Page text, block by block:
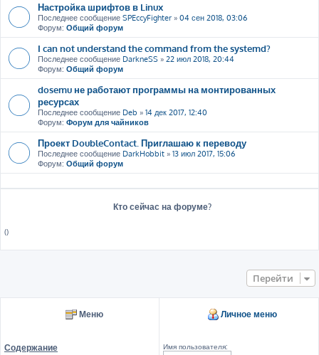
Настройка шрифтов в Linux
Последнее сообщение SPEccyFighter » 04 сен 2018, 03:06
Форум: Общий форум
I can not understand the command from the systemd?
Последнее сообщение DarkneSS » 22 июл 2018, 20:44
Форум: Общий форум
dosemu не работают программы на монтированных
ресурсах
Последнее сообщение Deb » 14 дек 2017, 12:40
Форум: Форум для чайников
Проект DoubleContact. Приглашаю к переводу
Последнее сообщение DarkHobbit » 13 июл 2017, 15:06
Форум: Общий форум
Кто сейчас на форуме?
()
Перейти
Меню
Содержание
Личное меню
Имя пользователя: